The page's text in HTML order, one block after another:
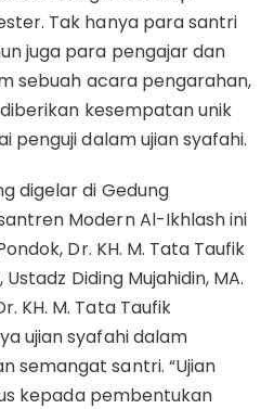
Tak hanya para santri
juga para pengajar dan
sebuah acara pengarahan,
kesempatan unik
penguji dalam ujian syafahi.
digelar di Gedung
Modern Al-Ikhlash ini
Dr. KH. M. Tata Taufik
Diding Mujahidin, MA.
KH. M. Tata Taufik
ujian syafahi dalam
semangat santri. “Ujian
kepada pembentukan